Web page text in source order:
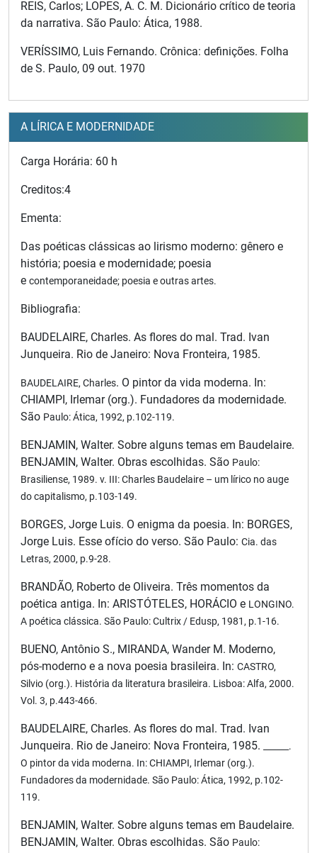
REIS, Carlos; LOPES, A. C. M. Dicionário crítico de teoria
da narrativa. São Paulo: Ática, 1988.
VERÍSSIMO, Luis Fernando. Crônica: definições. Folha
de S. Paulo, 09 out. 1970
A LÍRICA E MODERNIDADE
Carga Horária: 60 h
Creditos:4
Ementa:
Das poéticas clássicas ao lirismo moderno: gênero e
história; poesia e modernidade; poesia
e contemporaneidade; poesia e outras artes.
Bibliografia:
BAUDELAIRE, Charles. As flores do mal. Trad. Ivan
Junqueira. Rio de Janeiro: Nova Fronteira, 1985.
BAUDELAIRE, Charles. O pintor da vida moderna. In:
CHIAMPI, Irlemar (org.). Fundadores da modernidade.
São Paulo: Ática, 1992, p.102-119.
BENJAMIN, Walter. Sobre alguns temas em Baudelaire.
BENJAMIN, Walter. Obras escolhidas. São Paulo:
Brasiliense, 1989. v. III: Charles Baudelaire – um lírico no auge
do capitalismo, p.103-149.
BORGES, Jorge Luis. O enigma da poesia. In: BORGES,
Jorge Luis. Esse ofício do verso. São Paulo: Cia. das
Letras, 2000, p.9-28.
BRANDÃO, Roberto de Oliveira. Três momentos da
poética antiga. In: ARISTÓTELES, HORÁCIO e LONGINO.
A poética clássica. São Paulo: Cultrix / Edusp, 1981, p.1-16.
BUENO, Antônio S., MIRANDA, Wander M. Moderno,
pós-moderno e a nova poesia brasileira. In: CASTRO,
Silvio (org.). História da literatura brasileira. Lisboa: Alfa, 2000.
Vol. 3, p.443-466.
BAUDELAIRE, Charles. As flores do mal. Trad. Ivan
Junqueira. Rio de Janeiro: Nova Fronteira, 1985.
______.
O pintor da vida moderna. In: CHIAMPI, Irlemar (org.).
Fundadores da modernidade. São Paulo: Ática, 1992, p.102-
119.
BENJAMIN, Walter. Sobre alguns temas em Baudelaire.
BENJAMIN, Walter. Obras escolhidas. São Paulo: